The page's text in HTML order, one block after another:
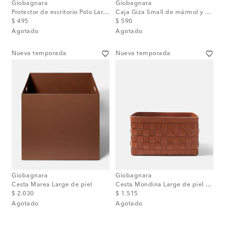
Giobagnara
Protector de escritorio Polo Large de piel
$ 495
original price
Agotado
Giobagnara
Caja Giza Small de mármol y piel
$ 590
original price
Agotado
Nueva temporada
Giobagnara
Cesta Marea Large de piel
$ 2.030
original price
Agotado
Nueva temporada
Giobagnara
Cesta Mondina Large de piel trenzada
$ 1.515
original price
Agotado